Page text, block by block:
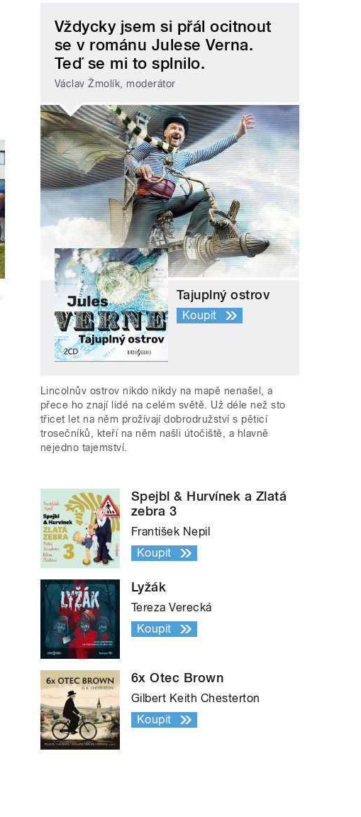
Vždycky jsem si přál ocitnout
se v románu Julese Verna.
Teď se mi to splnilo.
Václav Žmolík, moderátor
Tajuplný ostrov
Koupit
Lincolnův ostrov nikdo nikdy na mapě nenašel, a
přece ho znají lidé na celém světě. Už déle než sto
třicet let na něm prožívají dobrodružství s pěticí
trosečníků, kteří na něm našli útočiště, a hlavně
nejedno tajemství.
Spejbl & Hurvínek a Zlatá
zebra 3
František Nepil
Koupit
Lyžák
Tereza Verecká
Koupit
6x Otec Brown
Gilbert Keith Chesterton
Koupit